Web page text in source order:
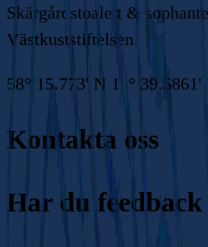
Skärgårdstoalett &
Västkuststiftelsen
58° 15.773' N 11° 39.5861'
Kontakta oss
Har du